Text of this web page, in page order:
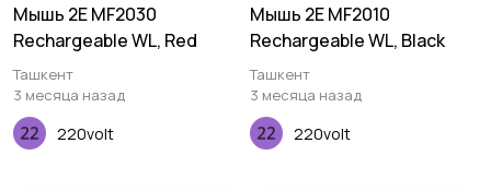
Мышь 2E MF2030
Rechargeable WL, Red
Ташкент
3 месяца назад
220volt
Мышь 2E MF2010
Rechargeable WL, Black
Ташкент
3 месяца назад
220volt